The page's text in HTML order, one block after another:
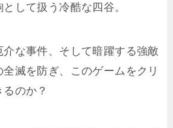
して扱う冷酷な四谷。
な事件、そして暗躍する強敵
滅を防ぎ、このゲームをクリ
のか？